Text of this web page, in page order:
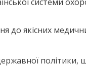
до якісних